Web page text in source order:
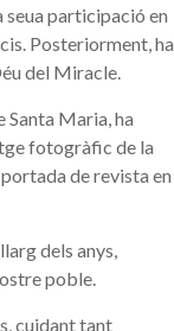
participació en
Posteriorment, ha
del Miracle.
Santa Maria, ha
fotogràfic de la
de revista en
dels anys,
poble.
cuidant tant